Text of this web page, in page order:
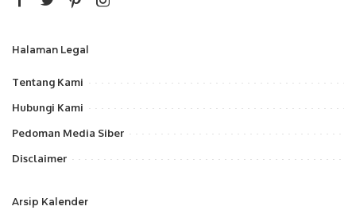
Halaman Legal
Tentang Kami
Hubungi Kami
Pedoman Media Siber
Disclaimer
Arsip Kalender